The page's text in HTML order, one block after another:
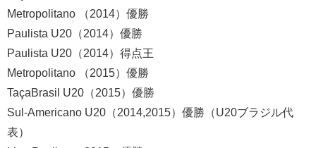
Metropolitano
（2014）優勝
Paulista U20 （2014）優勝
Paulista U20 （2014）得点王
Metropolitano
（2015）優勝
TaçaBrasil U20 （2015）優勝
Sul-Americano U20 （2014,2015）優勝（U20ブラジル代
表）